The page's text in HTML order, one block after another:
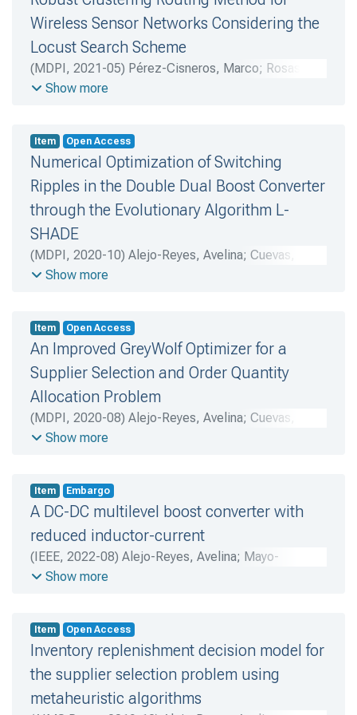
ofrecieron descripciones detalladas de docentes
que explicaban con claridad, brindaban apoyo ante la
dificultad, sostenían expectativas altas pero justas, y
mostraban confianza en las capacidades de sus
estudiantes.
Wireless Sensor Networks Considering the
Locust Search Scheme
(MDPI, 2021-05) Pérez-Cisneros, Marco; Rosas-
Caro, Julio C.;
Show more
Item Open Access
Numerical Optimization of Switching
Ripples in the Double Dual Boost Converter
through the Evolutionary Algorithm L-
SHADE
(MDPI, 2020-10) Alejo-Reyes, Avelina; Cuevas, Erik
Robles-Campos, Héctor R.
Show more
Item Open Access
An Improved GreyWolf Optimizer for a
Supplier Selection and Order Quantity
Allocation Problem
(MDPI, 2020-08) Alejo-Reyes, Avelina; Cuevas, Erik
Mendoza, Abraham
Show more
Item Embargo
A DC-DC multilevel boost converter with
reduced inductor-current
(IEEE, 2022-08) Alejo-Reyes, Avelina; Mayo-
Maldonado, Jonathan C.
Show more
Item Open Access
Inventory replenishment decision model for
the supplier selection problem using
metaheuristic algorithms